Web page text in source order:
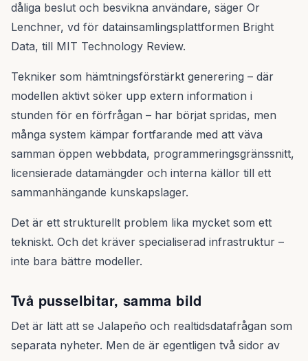
dåliga beslut och besvikna användare, säger Or
Lenchner, vd för datainsamlingsplattformen Bright
Data, till MIT Technology Review.
Tekniker som hämtningsförstärkt generering – där
modellen aktivt söker upp extern information i
stunden för en förfrågan – har börjat spridas, men
många system kämpar fortfarande med att väva
samman öppen webbdata, programmeringsgränssnitt,
licensierade datamängder och interna källor till ett
sammanhängande kunskapslager.
Det är ett strukturellt problem lika mycket som ett
tekniskt. Och det kräver specialiserad infrastruktur –
inte bara bättre modeller.
Två pusselbitar, samma bild
Det är lätt att se Jalapeño och realtidsdatafrågan som
separata nyheter. Men de är egentligen två sidor av